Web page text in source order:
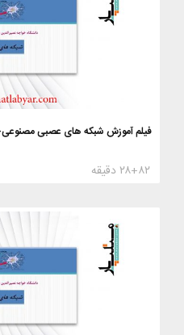
فیلم آموزش شبکه های عصبی مصنوعی-
۲۸+۸۲ دقیقه